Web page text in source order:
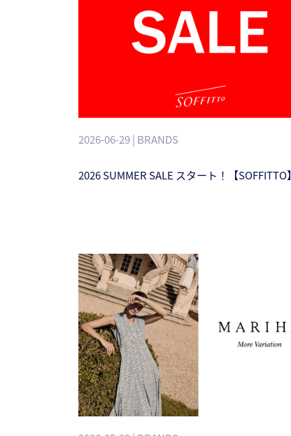
2026-06-29 | BRANDS
2026 SUMMER SALE スタート！【SOFFITTO】